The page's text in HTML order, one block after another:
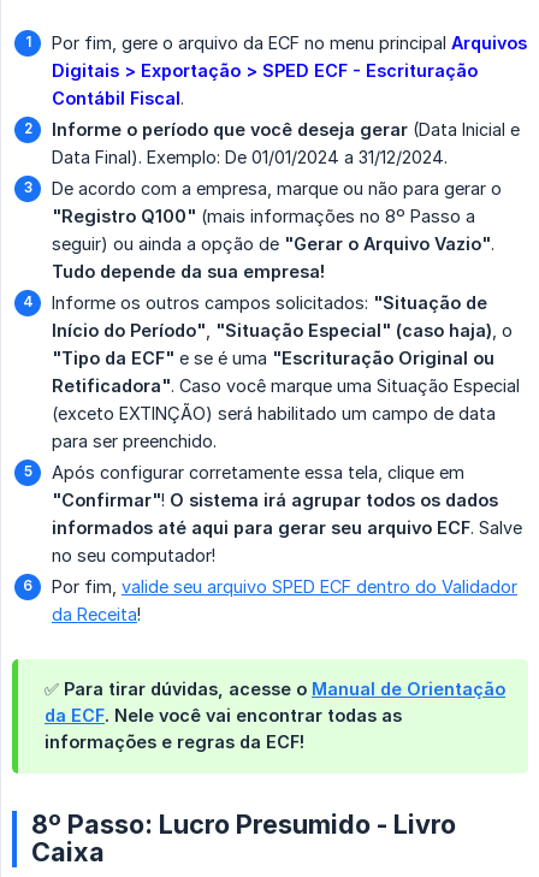
Por fim, gere o arquivo da ECF no menu principal Arquivos
Digitais > Exportação > SPED ECF - Escrituração
Contábil Fiscal.
Informe o período que você deseja gerar (Data Inicial e
Data Final). Exemplo: De 01/01/2024 a 31/12/2024.
De acordo com a empresa, marque ou não para gerar o
"Registro Q100" (mais informações no 8º Passo a
seguir) ou ainda a opção de "Gerar o Arquivo Vazio".
Tudo depende da sua empresa!
Informe os outros campos solicitados: "Situação de
Início do Período"
"Situação Especial" (caso haja) , o
"Tipo da ECF" e se é uma "Escrituração Original ou
Retificadora". Caso você marque uma Situação Especial
(exceto EXTINÇÃO) será habilitado um campo de data
para ser preenchido.
Após configurar corretamente essa tela, clique em
"Confirmar"! O sistema irá agrupar todos os dados
informados até aqui para gerar seu arquivo ECF. Salve
no seu computador!
Por fim, valide seu arquivo SPED ECF dentro do Validador
da Receita!
✅ Para tirar dúvidas, acesse o Manual de Orientação
da ECF. Nele você vai encontrar todas as
informações e regras da ECF!
8º Passo: Lucro Presumido - Livro
Caixa